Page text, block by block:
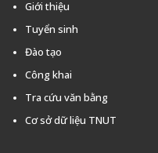
Giới thiệu
Tuyển sinh
Đào tạo
Công khai
Tra cứu văn bằng
Cơ sở dữ liệu TNUT